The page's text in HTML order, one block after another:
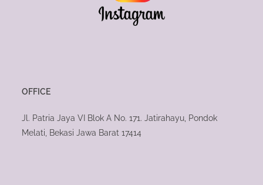
OFFICE
Jl. Patria Jaya VI Blok A No. 171. Jatirahayu, Pondok
Melati, Bekasi Jawa Barat 17414